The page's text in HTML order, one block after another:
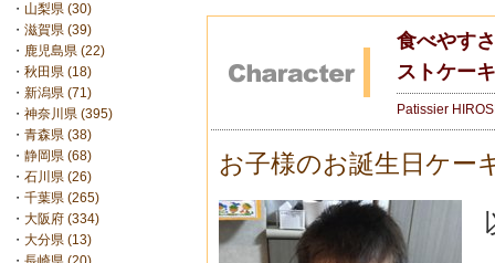
・ 山梨県 (30)
・ 滋賀県 (39)
・ 鹿児島県 (22)
・ 秋田県 (18)
・ 新潟県 (71)
・ 神奈川県 (395)
・ 青森県 (38)
・ 静岡県 (68)
・ 石川県 (26)
・ 千葉県 (265)
・ 大阪府 (334)
・ 大分県 (13)
食べやす
ストケー
Patissier
お子様のお誕生日ケー